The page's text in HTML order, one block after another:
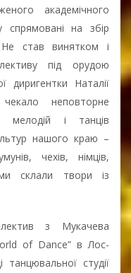
академічного
спрямовані на збір
став винятком і
під орудою
диригентки Наталії
неповторне
мелодій і танців
нашого краю –
чехів, німців,
склали твори із
з Мукачева
of Dance” в Лос-
студії